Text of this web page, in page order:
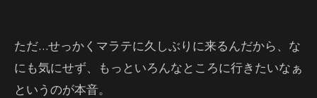
ただ…せっかくマラテに久しぶりに来るんだから、な
にも気にせず、もっといろんなところに行きたいなぁ
というのが本音。